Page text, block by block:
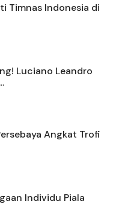
Timnas Indonesia di
Luciano Leandro
Angkat Trofi
Individu Piala